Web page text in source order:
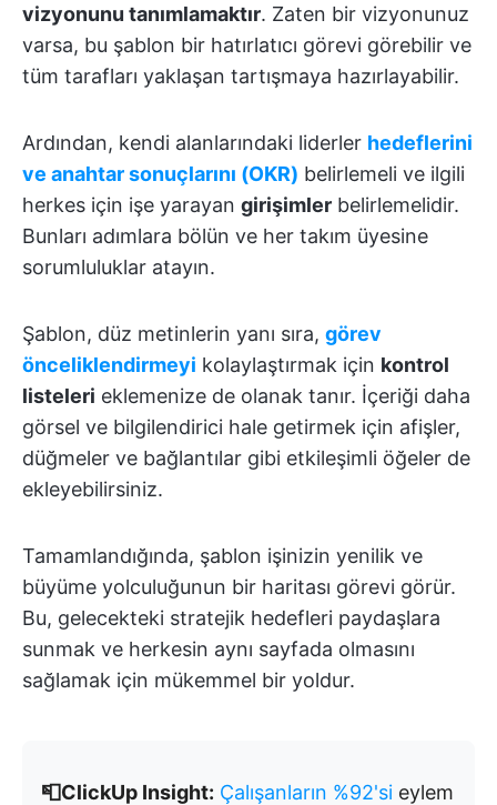
vizyonunu tanımlamaktır. Zaten bir vizyonunuz
varsa, bu şablon bir hatırlatıcı görevi görebilir ve
tüm tarafları yaklaşan tartışmaya hazırlayabilir.
Ardından, kendi alanlarındaki liderler hedeflerini
ve anahtar sonuçlarını (OKR) belirlemeli ve ilgili
herkes için işe yarayan girişimler belirlemelidir.
Bunları adımlara bölün ve her takım üyesine
sorumluluklar atayın.
Şablon, düz metinlerin yanı sıra, görev
önceliklendirmeyi kolaylaştırmak için kontrol
listeleri eklemenize de olanak tanır. İçeriği daha
görsel ve bilgilendirici hale getirmek için afişler,
düğmeler ve bağlantılar gibi etkileşimli öğeler de
ekleyebilirsiniz.
Tamamlandığında, şablon işinizin yenilik ve
büyüme yolculuğunun bir haritası görevi görür.
Bu, gelecekteki stratejik hedefleri paydaşlara
sunmak ve herkesin aynı sayfada olmasını
sağlamak için mükemmel bir yoldur.
📮ClickUp Insight: Çalışanların %92'si eylem